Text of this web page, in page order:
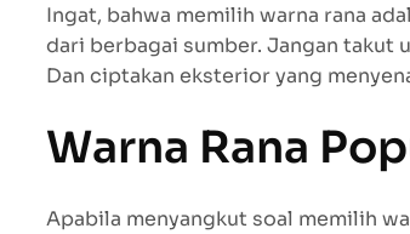
Ingat, bahwa memilih warna rana
dari berbagai sumber. Jangan takut
Dan ciptakan eksterior yang
Warna Rana
Apabila menyangkut soal memilih